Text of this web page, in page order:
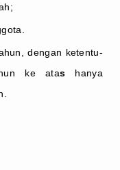
dengan ketentu-
ke atas hanya